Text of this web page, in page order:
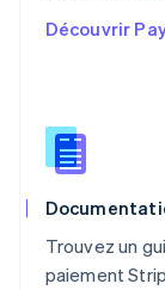
Découvrir
Trouvez un
paiement
Português
English
Roumanie
Royaume-
Singapour
English简体